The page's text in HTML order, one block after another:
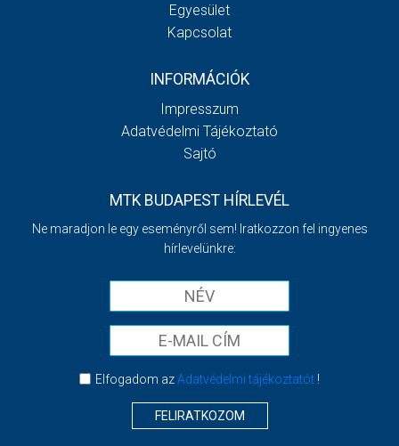
Egyesület
Kapcsolat
INFORMÁCIÓK
Impresszum
Adatvédelmi Tájékoztató
Sajtó
MTK BUDAPEST HÍRLEVÉL
Ne maradjon le egy eseményről sem! Iratkozzon fel ingyenes
hírlevelünkre:
Elfogadom azAdatvédelmi tájékoztatót!
FELIRATKOZOM